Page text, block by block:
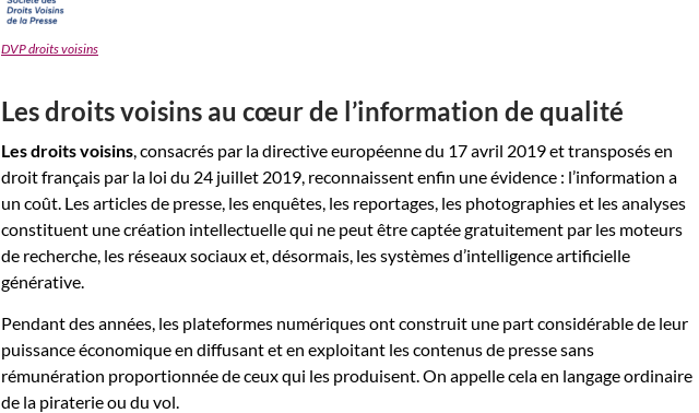
DVP droits voisins
Les droits voisins au cœur de l’information de qualité
Les droits voisins, consacrés par la directive européenne du 17 avril 2019 et transposés en
droit français par la loi du 24 juillet 2019, reconnaissent enfin une évidence : l’information a
un coût. Les articles de presse, les enquêtes, les reportages, les photographies et les analyses
constituent une création intellectuelle qui ne peut être captée gratuitement par les moteurs
de recherche, les réseaux sociaux et, désormais, les systèmes d’intelligence artificielle
générative.
Pendant des années, les plateformes numériques ont construit une part considérable de leur
puissance économique en diffusant et en exploitant les contenus de presse sans
rémunération proportionnée de ceux qui les produisent. On appelle cela en langage ordinaire
de la piraterie ou du vol.